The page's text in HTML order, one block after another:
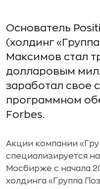
Основатель
(холдинг
Максимов стал
долларовым
заработал свое
программном
Forbes.
Акции компании
специализируется
Мосбирже с начала
холдинга «Группа